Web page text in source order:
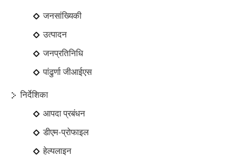
जनसांख्यिकी
उत्पादन
जनप्रतिनिधि
पांढुर्णा जीआईएस
निर्देशिका
आपदा प्रबंधन
डीएम-प्रोफाइल
हेल्पलाइन